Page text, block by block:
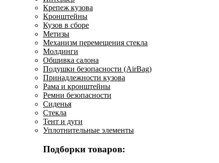
Крепеж кузова
Кронштейны
Кузов в сборе
Метизы
Механизм перемещения стекла
Молдинги
Обшивка салона
Подушки безопасности (AirBag)
Принадлежности кузова
Рама и кронштейны
Ремни безопасности
Сиденья
Стекла
Тент и дуги
Уплотнительные элементы
Подборки товаров: